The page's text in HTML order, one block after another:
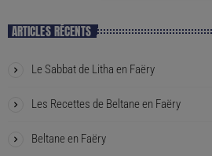
ARTICLES RÉCENTS
Le Sabbat de Litha en Faëry
Les Recettes de Beltane en Faëry
Beltane en Faëry